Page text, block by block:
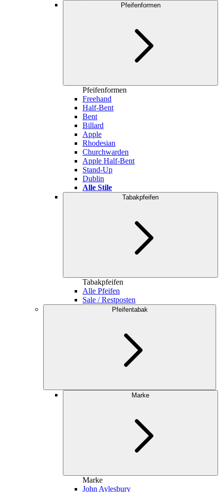
Pfeifenformen
Pfeifenformen
Freehand
Half-Bent
Bent
Billard
Apple
Rhodesian
Churchwarden
Apple Half-Bent
Stand-Up
Dublin
Alle Stile
Tabakpfeifen
Tabakpfeifen
Alle Pfeifen
Sale / Restposten
Pfeifentabak
Marke
Marke
John Aylesbury